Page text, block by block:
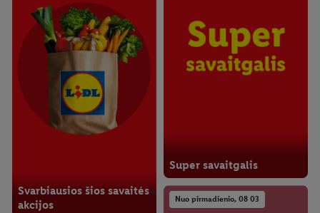
Svarbiausios šios savaitės
akcijos
Super savaitgalis
Nuo pirmadienio, 08 03